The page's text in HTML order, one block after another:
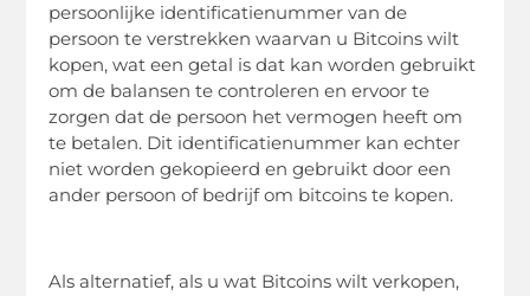
persoonlijke identificatienummer van de
persoon te verstrekken waarvan u Bitcoins wilt
kopen, wat een getal is dat kan worden gebruikt
om de balansen te controleren en ervoor te
zorgen dat de persoon het vermogen heeft om
te betalen. Dit identificatienummer kan echter
niet worden gekopieerd en gebruikt door een
ander persoon of bedrijf om bitcoins te kopen.
Als alternatief, als u wat Bitcoins wilt verkopen,